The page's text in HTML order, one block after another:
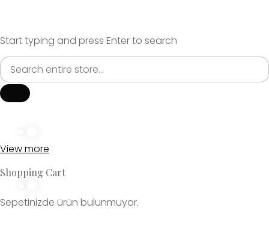
Start typing and press Enter to search
View more
Shopping Cart
Sepetinizde ürün bulunmuyor.